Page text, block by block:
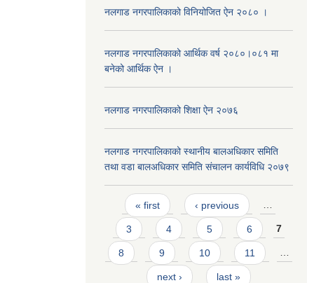
नलगाड नगरपालिकाको विनियोजित ऐन २०८० ।
नलगाड नगरपालिकाको आर्थिक वर्ष २०८०।०८१ मा
बनेको आर्थिक ऐन ।
नलगाड नगरपालिकाको शिक्षा ऐन २०७६
नलगाड नगरपालिकाको स्थानीय बालअधिकार समिति
तथा वडा बालअधिकार समिति संचालन कार्यविधि २०७९
Pages
« first ‹ previous …
3 4 5 6 7
8 9 10 11 …
next › last »